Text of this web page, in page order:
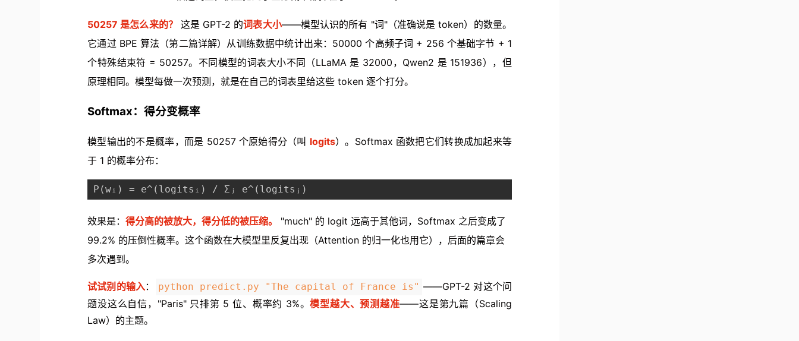
50257 是怎么来的？ 这是 GPT-2 的词表大小——模型认识的所有 "词"（准确说是 token）的数量。
它通过 BPE 算法（第二篇详解）从训练数据中统计出来：50000 个高频子词 + 256 个基础字节 + 1
个特殊结束符 = 50257。不同模型的词表大小不同（LLaMA 是 32000，Qwen2 是 151936），但
原理相同。模型每做一次预测，就是在自己的词表里给这些 token 逐个打分。
Softmax：得分变概率
模型输出的不是概率，而是 50257 个原始得分（叫 logits）。Softmax 函数把它们转换成加起来等
于 1 的概率分布：
P(wᵢ) = e^(logitsᵢ) / Σⱼ e^(logitsⱼ)
效果是：得分高的被放大，得分低的被压缩。
"much" 的 logit 远高于其他词，Softmax 之后变成了
99.2% 的压倒性概率。这个函数在大模型里反复出现（Attention 的归一化也用它），后面的篇章会
多次遇到。
试试别的输入： python predict.py "The capital of France is" ——GPT-2 对这个问
题没这么自信，"Paris" 只排第 5 位、概率约 3%。模型越大、预测越准——这是第九篇（Scaling
Law）的主题。